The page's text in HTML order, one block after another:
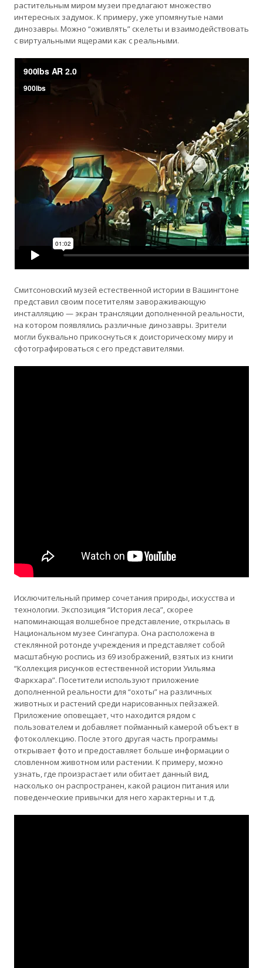
растительным миром музеи предлагают множество
интересных задумок. К примеру, уже упомянутые нами
динозавры. Можно “оживлять” скелеты и взаимодействовать
с виртуальными ящерами как с реальными.
Смитсоновский музей естественной истории в Вашингтоне
представил своим посетителям завораживающую
инсталляцию — экран трансляции дополненной реальности,
на котором появлялись различные динозавры. Зрители
могли буквально прикоснуться к доисторическому миру и
сфотографироваться с его представителями.
Исключительный пример сочетания природы, искусства и
технологии. Экспозиция “История леса”, скорее
напоминающая волшебное представление, открылась в
Национальном музее Сингапура. Она расположена в
стеклянной ротонде учреждения и представляет собой
масштабную роспись из 69 изображений, взятых из книги
“Коллекция рисунков естественной истории Уильяма
Фаркхара”. Посетители используют приложение
дополненной реальности для “охоты” на различных
животных и растений среди нарисованных пейзажей.
Приложение оповещает, что находится рядом с
пользователем и добавляет пойманный камерой объект в
фотоколлекцию. После этого другая часть программы
открывает фото и предоставляет больше информации о
словленном животном или растении. К примеру, можно
узнать, где произрастает или обитает данный вид,
насколько он распространен, какой рацион питания или
поведенческие привычки для него характерны и т.д.